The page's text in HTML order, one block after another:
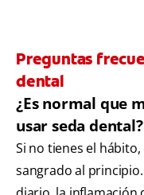
Preguntas
dental
¿Es normal que
usar seda dental?
Si no tienes el
sangrado al